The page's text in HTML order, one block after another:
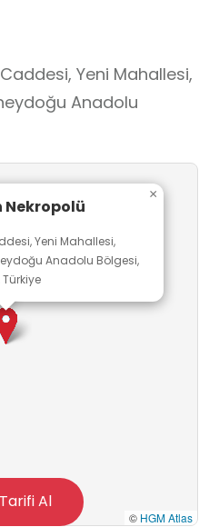
ziyarete açılan
değere sahiptir.
yaşam
fırsatı
öğrenme ortamı olarak
sağlar.
Yeni Mahallesi,
Anadolu
Nekropolü
Yeni Mahallesi,
Anadolu Bölgesi,
Türkiye
×
© HGM Atlas
Al